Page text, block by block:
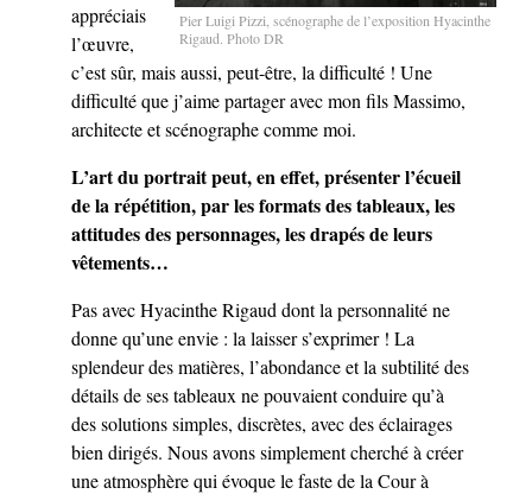
Pier Luigi Pizzi, scénographe de l’exposition Hyacinthe
Rigaud. Photo DR
appréciais
l’œuvre,
c’est sûr, mais aussi, peut-être, la difficulté ! Une
difficulté que j’aime partager avec mon fils Massimo,
architecte et scénographe comme moi.
L’art du portrait peut, en effet, présenter l’écueil
de la répétition, par les formats des tableaux, les
attitudes des personnages, les drapés de leurs
vêtements…
Pas avec Hyacinthe Rigaud dont la personnalité ne
donne qu’une envie : la laisser s’exprimer ! La
splendeur des matières, l’abondance et la subtilité des
détails de ses tableaux ne pouvaient conduire qu’à
des solutions simples, discrètes, avec des éclairages
bien dirigés. Nous avons simplement cherché à créer
une atmosphère qui évoque le faste de la Cour à